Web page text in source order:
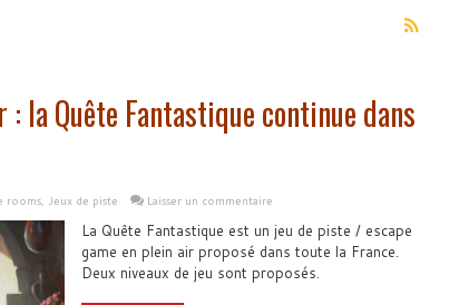
: la Quête Fantastique continue dans
rooms, Jeux de piste Laisser un commentaire
La Quête Fantastique est un jeu de piste / escape
game en plein air proposé dans toute la France.
Deux niveaux de jeu sont proposés.